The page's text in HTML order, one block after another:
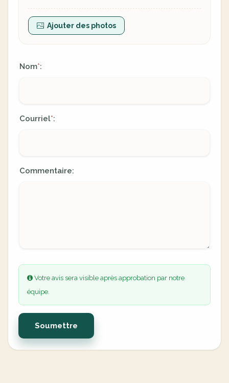
Ajouter des photos
Nom*:
Courriel*:
Commentaire:
Votre avis sera visible après approbation par notre
équipe.
Soumettre